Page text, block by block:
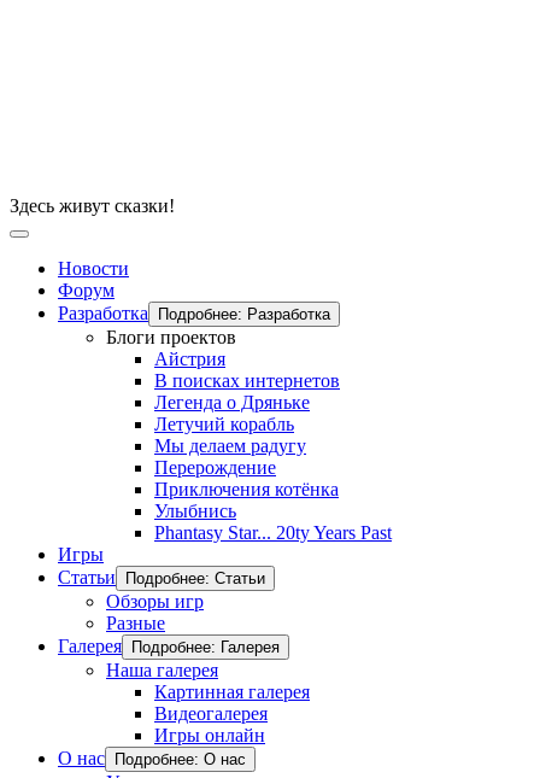
Здесь живут сказки!
Новости
Форум
Разработка
Подробнее: Разработка
Блоги проектов
Айстрия
В поисках интернетов
Легенда о Дряньке
Летучий корабль
Мы делаем радугу
Перерождение
Приключения котёнка
Улыбнись
Phantasy Star... 20ty Years Past
Игры
Статьи
Подробнее: Статьи
Обзоры игр
Разные
Галерея
Подробнее: Галерея
Наша галерея
Картинная галерея
Видеогалерея
Игры онлайн
О нас
Подробнее: О нас